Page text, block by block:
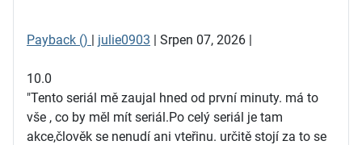
Payback () | julie0903 | Srpen 07, 2026 |
10.0
"Tento seriál mě zaujal hned od první minuty. má to
vše , co by měl mít seriál.Po celý seriál je tam
akce,člověk se nenudí ani vteřinu. určitě stojí za to se